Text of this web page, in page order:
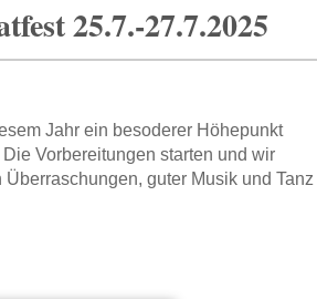
25.7.-27.7.2025
Jahr ein besoderer Höhepunkt
Vorbereitungen starten und wir
guter Musik und Tanz